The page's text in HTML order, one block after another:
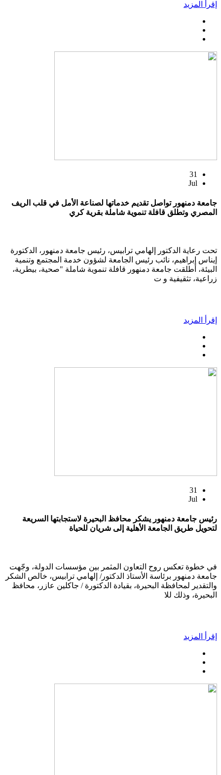
إقرأ المزيد
31
Jul
جامعة دمنهور تواصل تقديم خدماتها لصناعة الأمل في قلب الريف
المصري وتطلق قافلة تنموية شاملة بقرية كري
تحت رعاية الدكتور إلهامي ترابيس، رئيس جامعة دمنهور، الدكتورة
إيناس إبراهيم، نائب رئيس الجامعة لشؤون خدمة المجتمع وتنمية
البيئة، أطلقت جامعة دمنهور قافلة تنموية شاملة "صحية، بيطرية،
زراعية، تثقيفية و ت
إقرأ المزيد
31
Jul
رئيس جامعة دمنهور يشكر محافظ البحيرة لاستجابتها السريعة
لتحويل طريق الجامعة الأهلية إلى شريان للحياة
في خطوة تعكس روح التعاون المثمر بين مؤسسات الدولة، وجّهت
جامعة دمنهور برئاسة الأستاذ الدكتور/ إلهامي ترابيس، خالص الشكر
والتقدير لمحافظة البحيرة، بقيادة الدكتورة / جاكلين عازر، محافظ
البحيرة، وذلك للا
إقرأ المزيد